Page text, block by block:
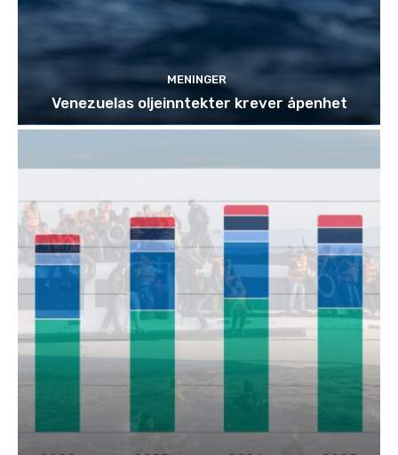
MENINGER
Venezuelas oljeinntekter krever åpenhet